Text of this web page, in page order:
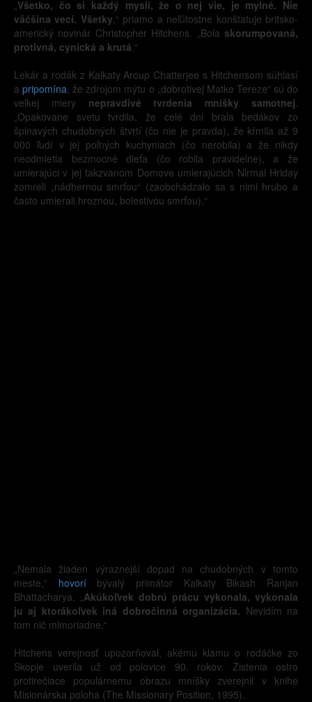
„Všetko, čo si každý myslí, že o nej vie, je mylné. Nie
väčšina vecí. Všetky,“ priamo a neľútostne konštatuje britsko-
americký novinár Christopher Hitchens. „Bola skorumpovaná,
protivná, cynická a krutá.“
Lekár a rodák z Kalkaty Aroup Chatterjee s Hitchensom súhlasí
apripomína, že zdrojom mýtu o „dobrotivej Matke Tereze“ sú do
veľkej miery nepravdivé tvrdenia mníšky samotnej.
„Opakovane svetu tvrdila, že celé dni brala bedákov zo
špinavých chudobných štvrtí (čo nie je pravda), že kŕmila až 9
000 ľudí v jej poľných kuchyniach (čo nerobila) a že nikdy
neodmietla bezmocné dieťa (čo robila pravidelne), a že
umierajúci v jej takzvanom Domove umierajúcich Nirmal Hriday
zomreli „nádhernou smrťou“ (zaobchádzalo sa s nimi hrubo a
často umierali hroznou, bolestivou smrťou).“
„Nemala žiaden výraznejší dopad na chudobných v tomto
meste,“ hovoríbývalý primátor Kalkaty Bikash Ranjan
Bhattacharya. „Akúkoľvek dobrú prácu vykonala, vykonala
ju aj ktorákoľvek iná dobročinná organizácia. Nevidím na
tom nič mimoriadne.“
Hitchens verejnosť upozorňoval, akému klamu o rodáčke zo
Skopje uverila už od polovice 90. rokov. Zistenia ostro
protirečiace populárnemu obrazu mníšky zverejnil v knihe
Misionárska poloha (The Missionary Position, 1995).